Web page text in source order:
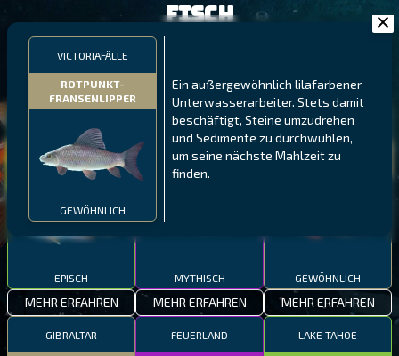
VICTORIAFÄLLE
ROTPUNKT-
FRANSENLIPPER
GEWÖHNLICH
Ein außergewöhnlich lilafarbener
Unterwasserarbeiter. Stets damit
beschäftigt, Steine umzudrehen
und Sedimente zu durchwühlen,
um seine nächste Mahlzeit zu
finden.
Fisch
GESTRECKTER
SCHABEMUND-
BUNTBARSCH
EPISCH
MEHR ERFAHREN
NÖRDLICHE FJORDE
ATLANTISCHER LENG
MYTHISCH
MEHR ERFAHREN
GALAPAGOS-INSELN
MEXIKANISCHER
GEWÖHNLICH
MEHR ERFAHREN
GIBRALTAR FEUERLAND LAKE TAHOE